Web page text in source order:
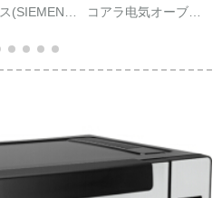
(SIEMENS)
71 L知能IQ
HB 534
コアラ电気オーブ家
10 A 2ブウン